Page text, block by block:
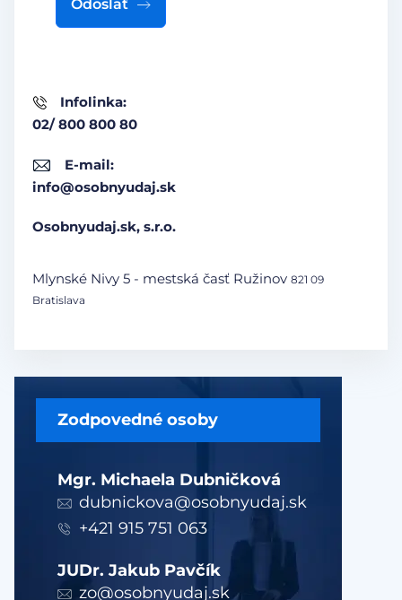
Zodpovedné osoby
Mgr. Michaela Dubničková
dubnickova@osobnyudaj.sk
+421 915 751 063
JUDr. Jakub Pavčík
zo@osobnyudaj.sk
Infolinka:
02/ 800 800 80
E-mail:
info@osobnyudaj.sk
Osobnyudaj.sk, s.r.o.
Mlynské Nivy 5 - mestská časť Ružinov 821 09
Bratislava
Odoslať